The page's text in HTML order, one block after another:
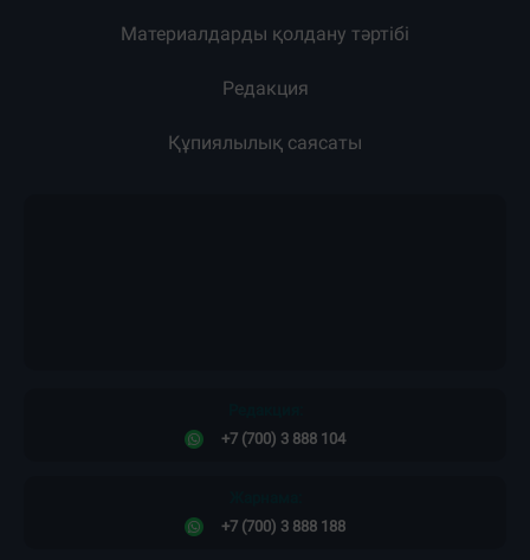
Материалдарды қолдану тәртібі
Редакция
Құпиялылық саясаты
+7 (700) 3 888 104
+7 (700) 3 888 188